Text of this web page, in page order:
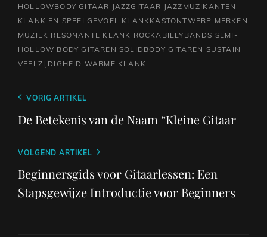
HOLLOWBODY GITAAR JAZZGITAAR JAZZMUZIKANTEN
KLANK EN SPEELGEVOEL KLANKKASTONTWERP MERKEN
MUZIEK RESONANTE KLANK ROCKABILLYBANDS SEMI-
HOLLOW BODY GITAREN SOLIDBODY GITAREN SUSTAIN
VEELZIJDIGHEID WARME KLANK
Berichtnavigatie
Vorig
bericht
VORIG ARTIKEL
De Betekenis van de Naam “Kleine Gitaar
Volgend
bericht
VOLGEND ARTIKEL
Beginnersgids voor Gitaarlessen: Een
Stapsgewijze Introductie voor Beginners